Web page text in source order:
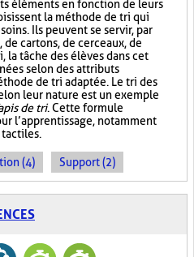
éléments en fonction de leurs
la méthode de tri qui
Ils peuvent se servir, par
cartons, de cerceaux, de
la tâche des élèves dans cet
selon des attributs
de tri adaptée. Le tri des
leur nature est un exemple
de tri. Cette formule
l’apprentissage, notamment
(4) Support (2)